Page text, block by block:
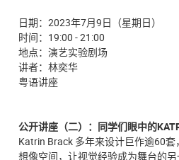
日期：2023年7月9日（星期日）
时间：19:00 - 21:00
地点：演艺实验剧场
讲者：林奕华
粤语讲座
公开讲座（二）：同学们眼中的
Katrin Brack 多年来设计巨作逾60
想像空间，让视觉经验成为舞台的